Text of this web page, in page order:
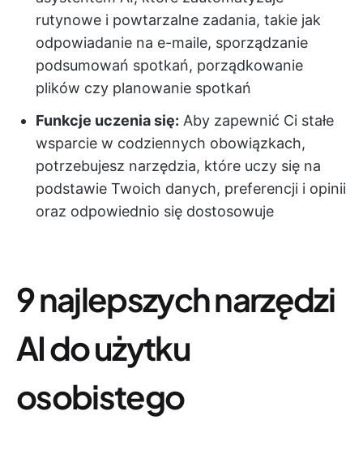
rutynowe i powtarzalne zadania, takie jak
odpowiadanie na e-maile, sporządzanie
podsumowań spotkań, porządkowanie
plików czy planowanie spotkań
Funkcje uczenia się: Aby zapewnić Ci stałe
wsparcie w codziennych obowiązkach,
potrzebujesz narzędzia, które uczy się na
podstawie Twoich danych, preferencji i opinii
oraz odpowiednio się dostosowuje
9 najlepszych narzędzi
AI do użytku
osobistego